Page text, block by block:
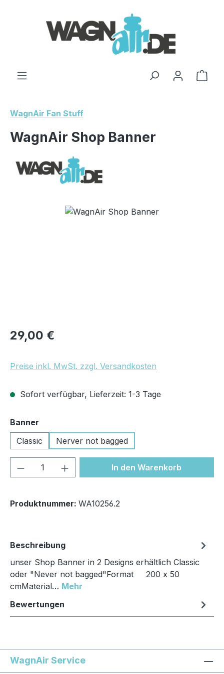
WagnAir Fan Stuff
WagnAir Shop Banner
Bildergalerie überspringen
Regulärer Preis:
29,00 €
Preise inkl. MwSt. zzgl. Versandkosten
Sofort verfügbar, Lieferzeit: 1-3 Tage
Banner
Classic
Nerver not bagged
Produkt Anzahl: Gib denIn den Warenkorb
Produktnummer: WA10256.2
Beschreibung
unser Shop Banner in 2 Designs erhältlich Classic
oder "Never not bagged"Format 200 x 50
cmMaterial… Mehr
Bewertungen
WagnAir Service